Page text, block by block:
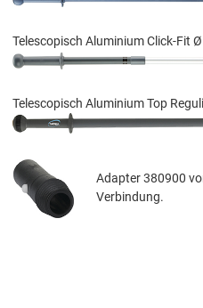
Telescopisch Aluminium Click-Fit
Telescopisch Aluminium Top
Adapter 380900
Verbindung.